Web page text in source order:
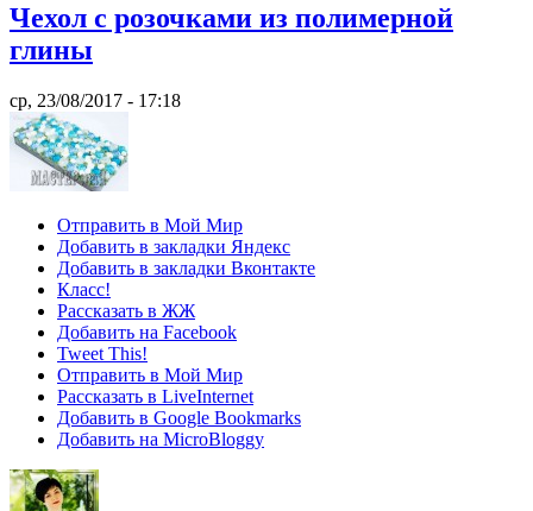
Чехол с розочками из полимерной
глины
ср, 23/08/2017 - 17:18
Отправить в Мой Мир
Добавить в закладки Яндекс
Добавить в закладки Вконтакте
Класс!
Рассказать в ЖЖ
Добавить на Facebook
Tweet This!
Отправить в Мой Мир
Рассказать в LiveInternet
Добавить в Google Bookmarks
Добавить на MicroBloggy